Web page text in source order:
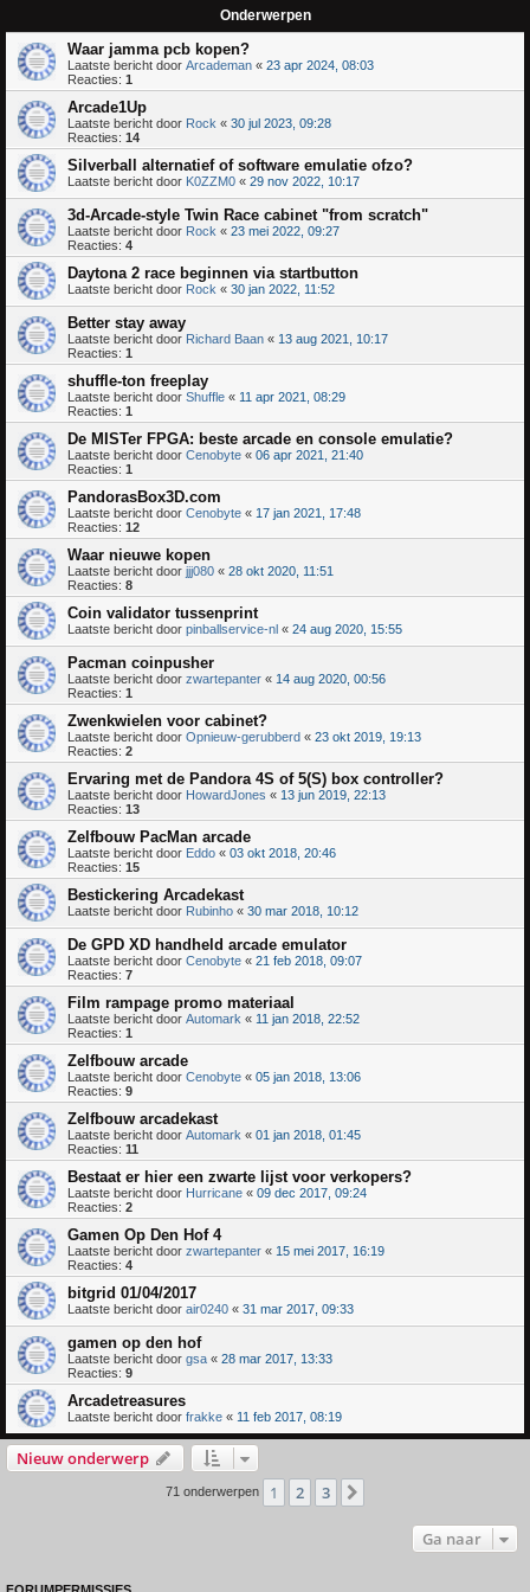
Onderwerpen
Waar jamma pcb kopen?
Laatste bericht door Arcademan « 23 apr 2024, 08:03
Reacties: 1
Arcade1Up
Laatste bericht door Rock « 30 jul 2023, 09:28
Reacties: 14
Silverball alternatief of software emulatie ofzo?
Laatste bericht door K0ZZM0 « 29 nov 2022, 10:17
3d-Arcade-style Twin Race cabinet "from scratch"
Laatste bericht door Rock « 23 mei 2022, 09:27
Reacties: 4
Daytona 2 race beginnen via startbutton
Laatste bericht door Rock « 30 jan 2022, 11:52
Better stay away
Laatste bericht door Richard Baan « 13 aug 2021, 10:17
Reacties: 1
shuffle-ton freeplay
Laatste bericht door Shuffle « 11 apr 2021, 08:29
Reacties: 1
De MISTer FPGA: beste arcade en console emulatie?
Laatste bericht door Cenobyte « 06 apr 2021, 21:40
Reacties: 1
PandorasBox3D.com
Laatste bericht door Cenobyte « 17 jan 2021, 17:48
Reacties: 12
Waar nieuwe kopen
Laatste bericht door jjj080 « 28 okt 2020, 11:51
Reacties: 8
Coin validator tussenprint
Laatste bericht door pinballservice-nl « 24 aug 2020, 15:55
Pacman coinpusher
Laatste bericht door zwartepanter « 14 aug 2020, 00:56
Reacties: 1
Zwenkwielen voor cabinet?
Laatste bericht door Opnieuw-gerubberd « 23 okt 2019, 19:13
Reacties: 2
Ervaring met de Pandora 4S of 5(S) box controller?
Laatste bericht door HowardJones « 13 jun 2019, 22:13
Reacties: 13
Zelfbouw PacMan arcade
Laatste bericht door Eddo « 03 okt 2018, 20:46
Reacties: 15
Bestickering Arcadekast
Laatste bericht door Rubinho « 30 mar 2018, 10:12
De GPD XD handheld arcade emulator
Laatste bericht door Cenobyte « 21 feb 2018, 09:07
Reacties: 7
Film rampage promo materiaal
Laatste bericht door Automark « 11 jan 2018, 22:52
Reacties: 1
Zelfbouw arcade
Laatste bericht door Cenobyte « 05 jan 2018, 13:06
Reacties: 9
Zelfbouw arcadekast
Laatste bericht door Automark « 01 jan 2018, 01:45
Reacties: 11
Bestaat er hier een zwarte lijst voor verkopers?
Laatste bericht door Hurricane « 09 dec 2017, 09:24
Reacties: 2
Gamen Op Den Hof 4
Laatste bericht door zwartepanter « 15 mei 2017, 16:19
Reacties: 4
bitgrid 01/04/2017
Laatste bericht door air0240 « 31 mar 2017, 09:33
gamen op den hof
Laatste bericht door gsa « 28 mar 2017, 13:33
Reacties: 9
Arcadetreasures
Laatste bericht door frakke « 11 feb 2017, 08:19
Nieuw onderwerp
71 onderwerpen 1 2 3
Ga naar